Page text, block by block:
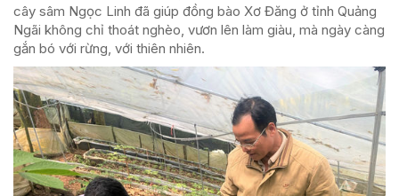
cây sâm Ngọc Linh đã giúp đồng bào Xơ Đăng ở tỉnh Quảng
Ngãi không chỉ thoát nghèo, vươn lên làm giàu, mà ngày càng
gắn bó với rừng, với thiên nhiên.